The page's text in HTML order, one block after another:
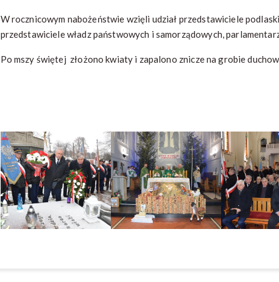
W rocznicowym nabożeństwie wzięli udział przedstawiciele
przedstawiciele władz państwowych i samorządowych,
Po mszy świętej złożono kwiaty i zapalono znicze na grobie